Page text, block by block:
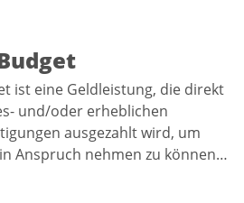
ist eine Geldleistung, die direkt
und/oder erheblichen
ausgezahlt wird, um
Anspruch nehmen zu können…